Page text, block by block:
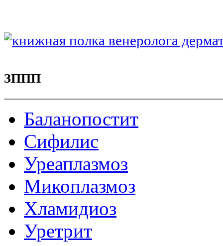
ЗППП
Баланопостит
Сифилис
Уреаплазмоз
Микоплазмоз
Хламидиоз
Уретрит